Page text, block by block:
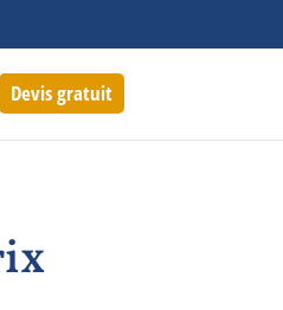
Devis gratuit